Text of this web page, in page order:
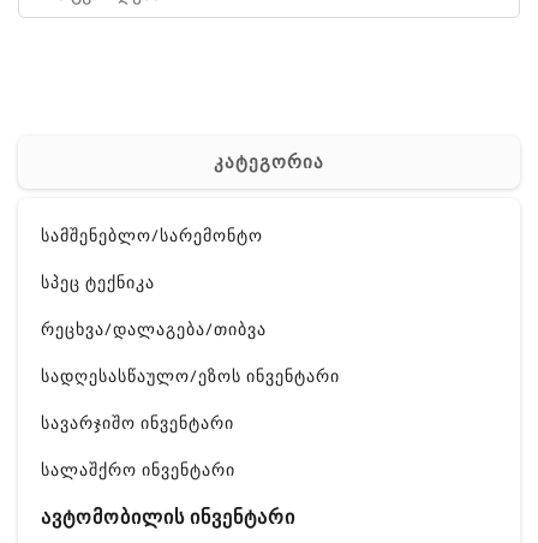
კატეგორია
სამშენებლო/სარემონტო
სპეც ტექნიკა
რეცხვა/დალაგება/თიბვა
სადღესასწაულო/ეზოს ინვენტარი
სავარჯიშო ინვენტარი
სალაშქრო ინვენტარი
ავტომობილის ინვენტარი